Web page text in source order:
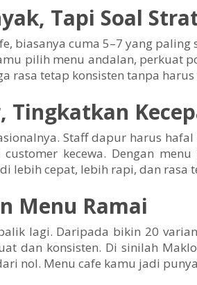
Tapi Soal
biasanya cuma 5–7 yang paling
pilih menu andalan, perkuat
rasa tetap konsisten tanpa
Tingkatkan
Staff dapur harus
kecewa. Dengan
lebih cepat, lebih rapi, dan rasa
Menu Ramai
lagi. Daripada bikin 20
dan konsisten. Di sinilah
nol. Menu cafe kamu jadi